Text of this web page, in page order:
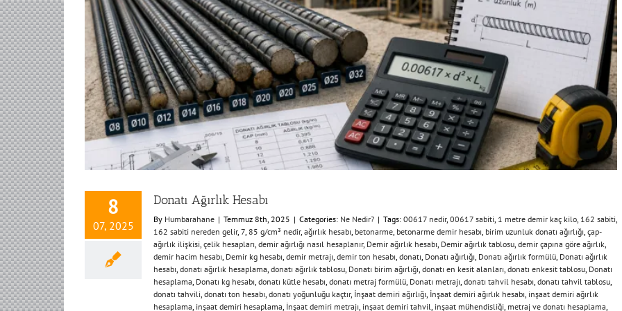
8
07, 2025
Donatı Ağırlık Hesabı
By Humbarahane | Temmuz 8th, 2025 | Categories: Ne Nedir? | Tags: 00617 nedir, 00617 sabiti 1 metre demir kaç kilo 162 sabiti
162 sabiti nereden gelir, 7 85 g/cm³ nedir, ağırlık hesabı betonarme betonarme demir hesabı birim uzunluk donatı ağırlığı çap-
ağırlık ilişkisi çelik hesapları demir ağırlığı nasıl hesaplanır, Demir ağırlık hesabı Demir ağırlık tablosu demir çapına göre ağırlık
demir hacim hesabı Demir kg hesabı demir metrajı demir ton hesabı donatı Donatı ağırlığı Donatı ağırlık formülü Donatı ağırlık
hesabı donatı ağırlık hesaplama donatı ağırlık tablosu Donatı birim ağırlığı donatı en kesit alanları donatı enkesit tablosu Donatı
hesaplama Donatı kg hesabı donatı kütle hesabı donatı metraj formülü Donatı metrajı donatı tahvil hesabı donatı tahvil tablosu
donatı tahvili donatı ton hesabı donatı yoğunluğu kaçtır, İnşaat demiri ağırlığı İnşaat demiri ağırlık hesabı inşaat demiri ağırlık
hesaplama inşaat demiri hesaplama İnşaat demiri metrajı inşaat demiri tahvil inşaat mühendisliği metraj ve donatı hesaplama